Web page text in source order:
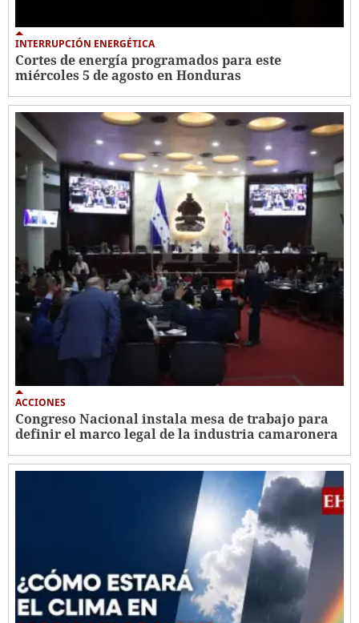
INTERRUPCIÓN ENERGÉTICA
Cortes de energía programados para este
miércoles 5 de agosto en Honduras
ACCIONES
Congreso Nacional instala mesa de trabajo para
definir el marco legal de la industria camaronera